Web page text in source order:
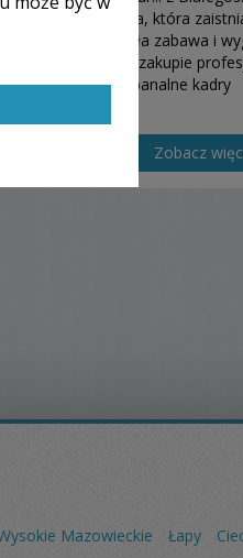
moja praca i pasja, która
90’tych jako zwykła zabawa i
zdecydowałem o zakupie
przemyślane, niebanalne kadry
Zobacz
Mazowieckie Łapy